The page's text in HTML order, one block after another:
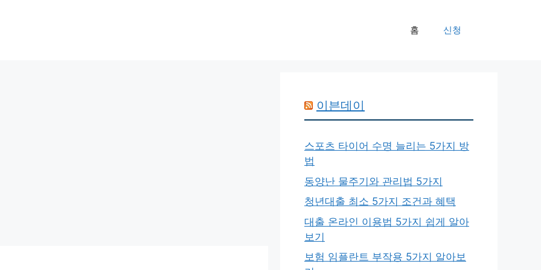
홈 신청
이븐데이
스포츠 타이어 수명 늘리는 5가지 방
법
동양난 물주기와 관리법 5가지
청년대출 최소 5가지 조건과 혜택
대출 온라인 이용법 5가지 쉽게 알아
보기
보험 임플란트 부작용 5가지 알아보